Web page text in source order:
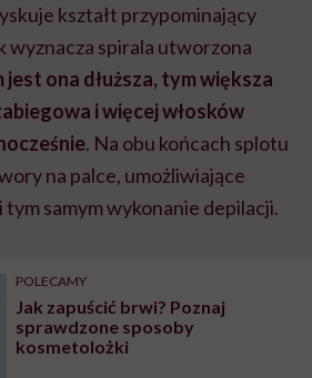
kształt przypominający
wyznacza spirala utworzona
jest ona dłuższa, tym większa
i więcej włosków
. Na obu końcach splotu
na palce, umożliwiające
samym wykonanie depilacji.
POLECAMY
Jak zapuścić brwi? Poznaj
sprawdzone sposoby
kosmetolożki